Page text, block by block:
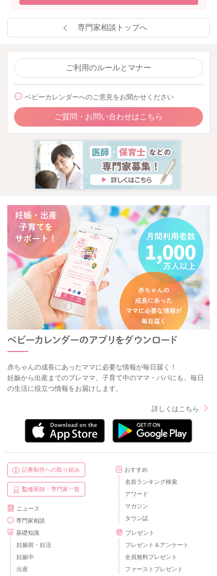
専門家相談トップへ
ご利用のルールとマナー
ベビーカレンダーへのご意見をお聞かせください
ご質問・お問い合わせはこちら
赤ちゃんの成長にあったママに必要な情報が毎日届く！
妊娠から出産までのプレママ、子育て中のママ・パパにも、毎日
の生活に役立つ情報をお届けします。
詳しくはこちら
記事制作への取り組み
監修医師・専門家一覧
ニュース
専門家相談
基礎知識
妊娠前・妊活
妊娠中
出産
おすすめ
名前ランキング検索
アワード
マガジン
タウン誌
プレゼント
プレゼント＆アンケート
全員無料プレゼント
ファーストプレゼント